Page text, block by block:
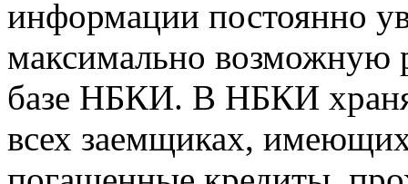
информации постоянно
максимально возможную
базе НБКИ. В НБКИ
всех заемщиках,